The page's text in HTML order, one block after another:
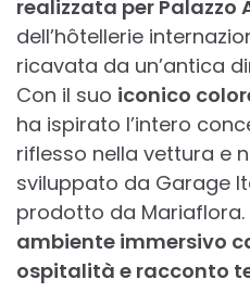
realizzata per Palazzo
dell’hôtellerie
ricavata da un’antica
Con il suo iconico
ha ispirato l’intero
riflesso nella vettura e
sviluppato da Garage
prodotto da
ambiente immersivo
ospitalità e racconto